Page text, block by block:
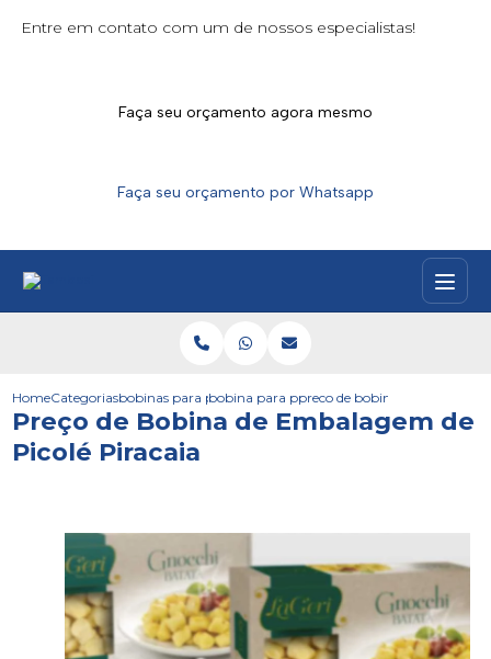
Entre em contato com um de nossos especialistas!
Faça seu orçamento agora mesmo
Faça seu orçamento por Whatsapp
HomeCategoriasbobinas para picolesbobina para picole personalizada
preco de bobina de
Preço de Bobina de Embalagem de
Picolé Piracaia